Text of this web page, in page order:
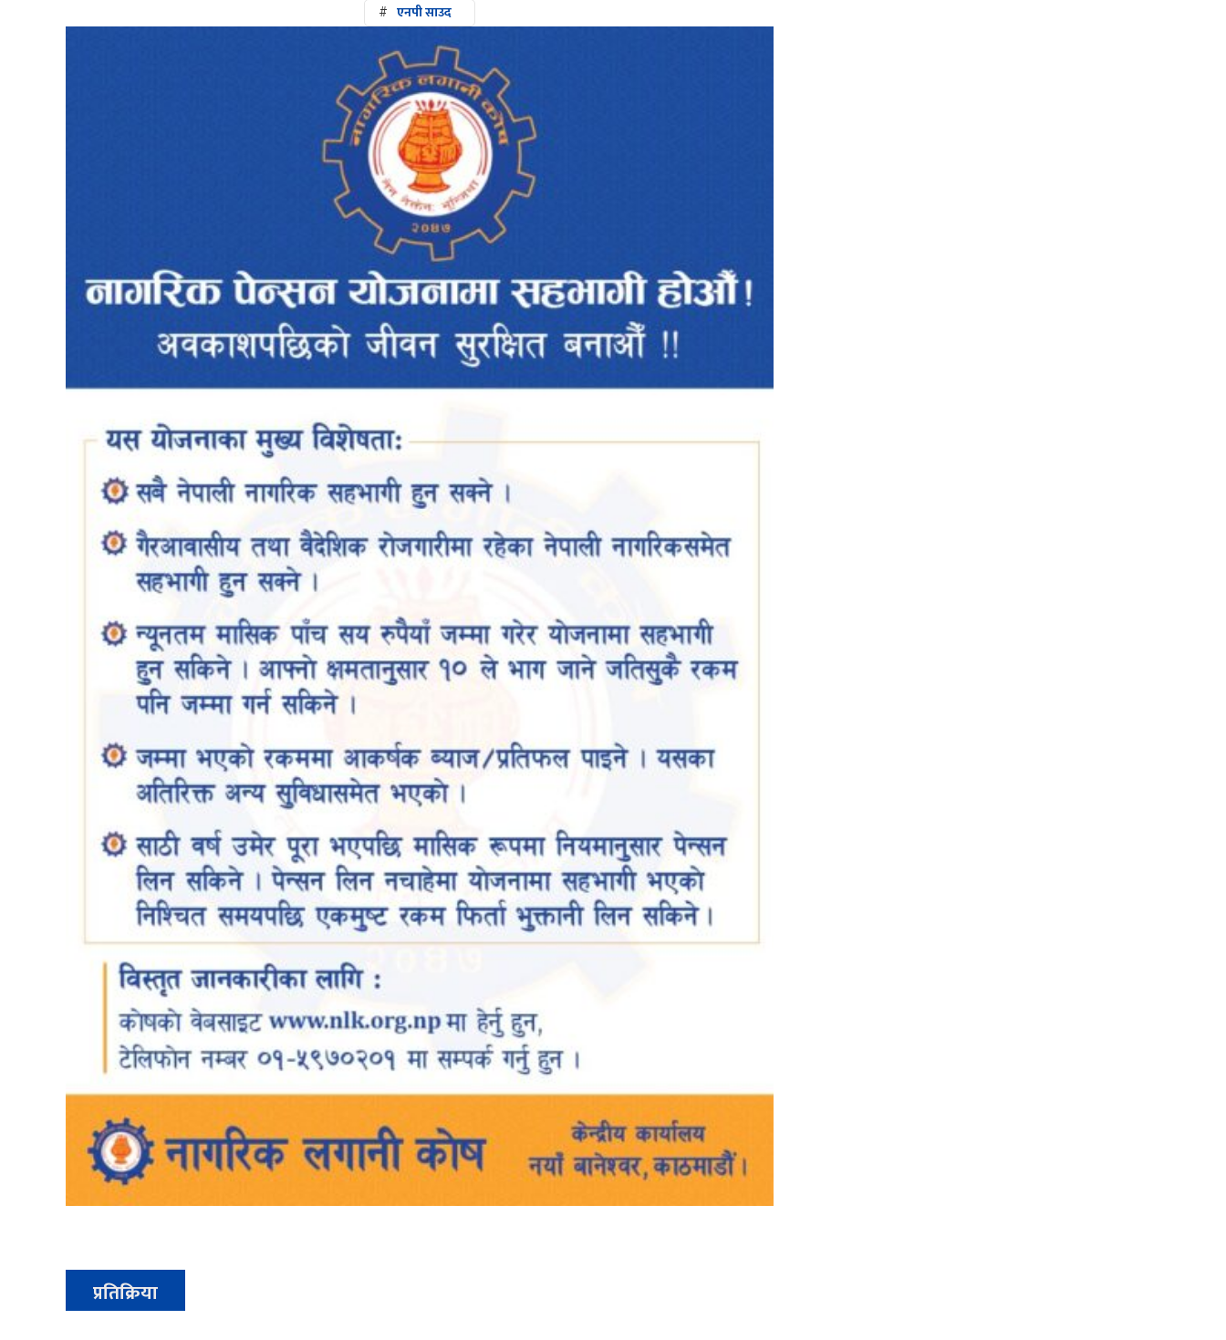
# एनपी साउद
प्रतिक्रिया